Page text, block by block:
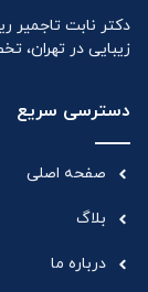
دکتر نابت
زیبایی در تهران،
دسترسی سریع
صفحه اصلی
بلاگ
درباره ما